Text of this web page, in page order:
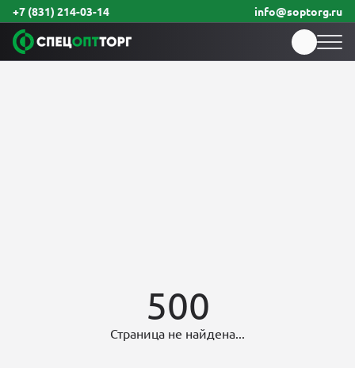
+7 (831) 214-03-14 info@soptorg.ru
500
Страница не найдена...